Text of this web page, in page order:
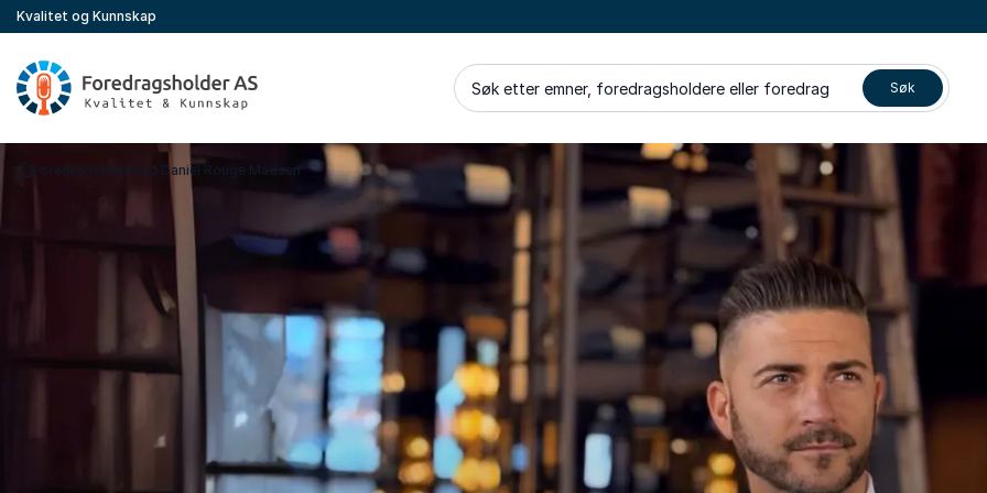
Kvalitet og Kunnskap
Søk etter emner, foredragsholdere eller foredrag Søk
Gå tilbake til startsiden
Foredragsholdere Daniel Rouge Madsen